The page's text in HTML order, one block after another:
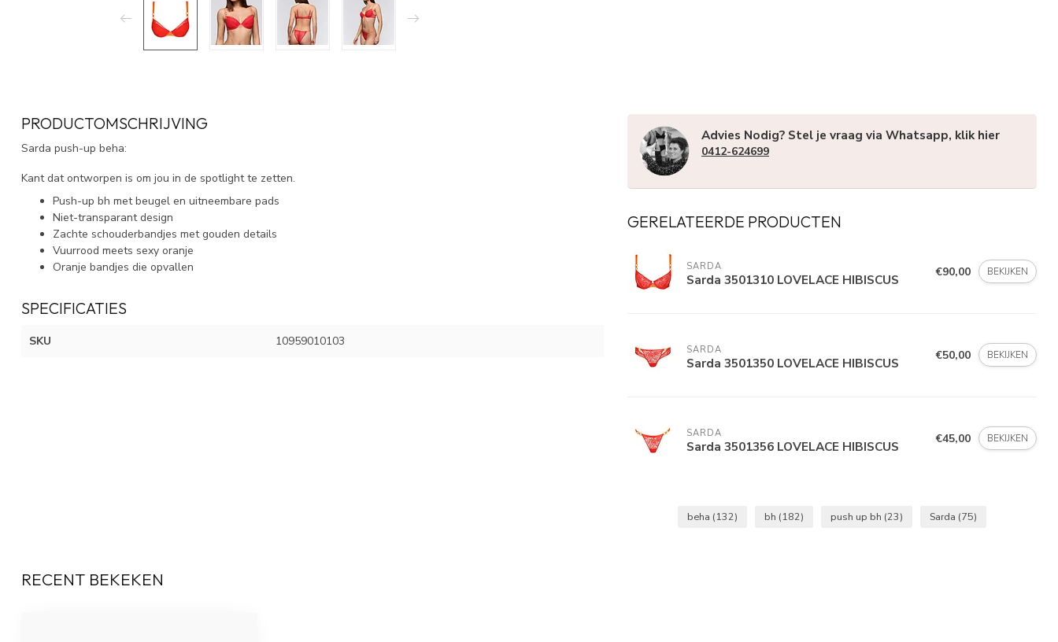
PRODUCTOMSCHRIJVING
Sarda push-up beha:
Kant dat ontworpen is om jou in de spotlight te zetten.
Push-up bh met beugel en uitneembare pads
Niet-transparant design
Zachte schouderbandjes met gouden details
Vuurrood meets sexy oranje
Oranje bandjes die opvallen
SPECIFICATIES
SKU 10959010103
Advies Nodig? Stel je vraag via Whatsapp, klik hier
0412-624699
GERELATEERDE PRODUCTEN
SARDA
Sarda 3501310 LOVELACE HIBISCUS €90,00 BEKIJKEN
SARDA
Sarda 3501350 LOVELACE HIBISCUS €50,00 BEKIJKEN
SARDA
Sarda 3501356 LOVELACE HIBISCUS €45,00 BEKIJKEN
beha (132) bh (182) push up bh (23) Sarda (75)
RECENT BEKEKEN